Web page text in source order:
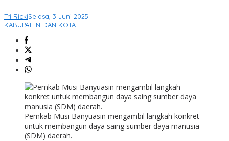
Tri RickiSelasa, 3 Juni 2025
KABUPATEN DAN KOTA
Pemkab Musi Banyuasin mengambil langkah konkret
untuk membangun daya saing sumber daya manusia
(SDM) daerah.